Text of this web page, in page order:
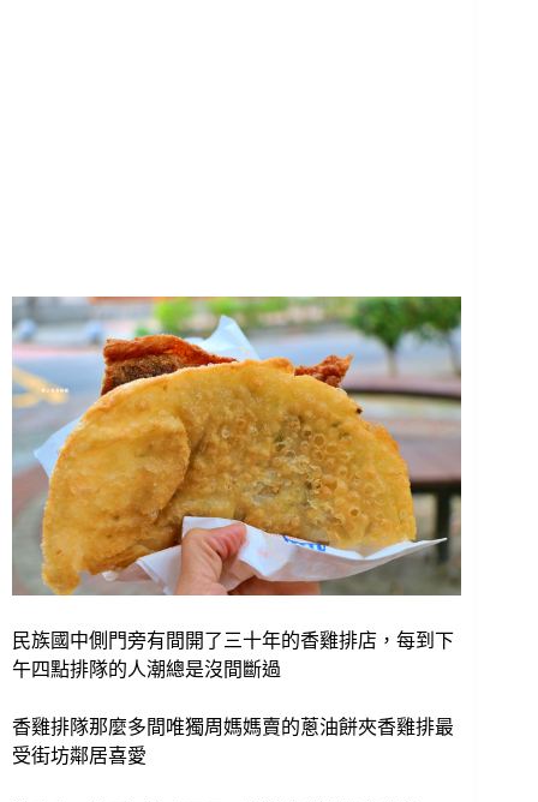
民族國中側門旁有間開了三十年的香雞排店，每到下
午四點排隊的人潮總是沒間斷過
香雞排隊那麼多間唯獨周媽媽賣的蔥油餅夾香雞排最
受街坊鄰居喜愛